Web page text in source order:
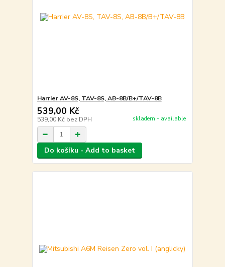
Harrier AV-8S, TAV-8S, AB-8B/B+/TAV-8B
539,00 Kč
539,00 Kč bez DPH skladem - available
Do košíku - Add to basket